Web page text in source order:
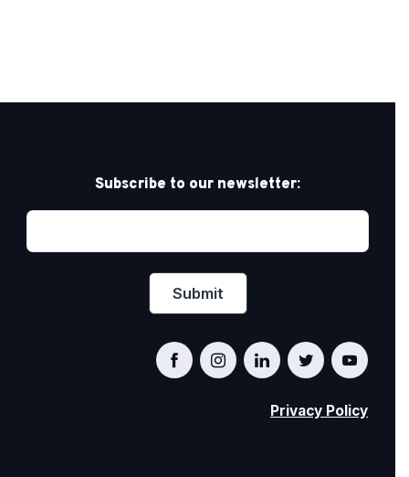
Subscribe to our newsletter:
Privacy Policy